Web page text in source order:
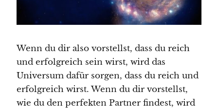
Wenn du dir also vorstellst, dass du reich
und erfolgreich sein wirst, wird das
Universum dafür sorgen, dass du reich und
erfolgreich wirst. Wenn du dir vorstellst,
wie du den perfekten Partner findest, wird